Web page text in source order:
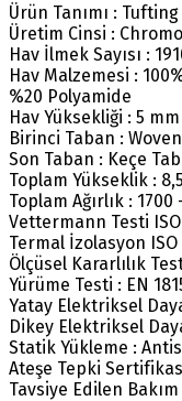
Ürün Tanımı : Tufting
Üretim Cinsi :
Hav İlmek Sayısı :
Hav Malzemesi :
%20 Polyamide
Hav Yüksekliği : 5
Birinci Taban :
Son Taban : Keçe
Toplam Yükseklik :
Toplam Ağırlık :
Vettermann Testi ISO
Termal İzolasyon ISO
Ölçüsel Kararlılık
Yürüme Testi : EN
Yatay Elektriksel
Dikey Elektriksel
Statik Yükleme :
Ateşe Tepki
Tavsiye Edilen